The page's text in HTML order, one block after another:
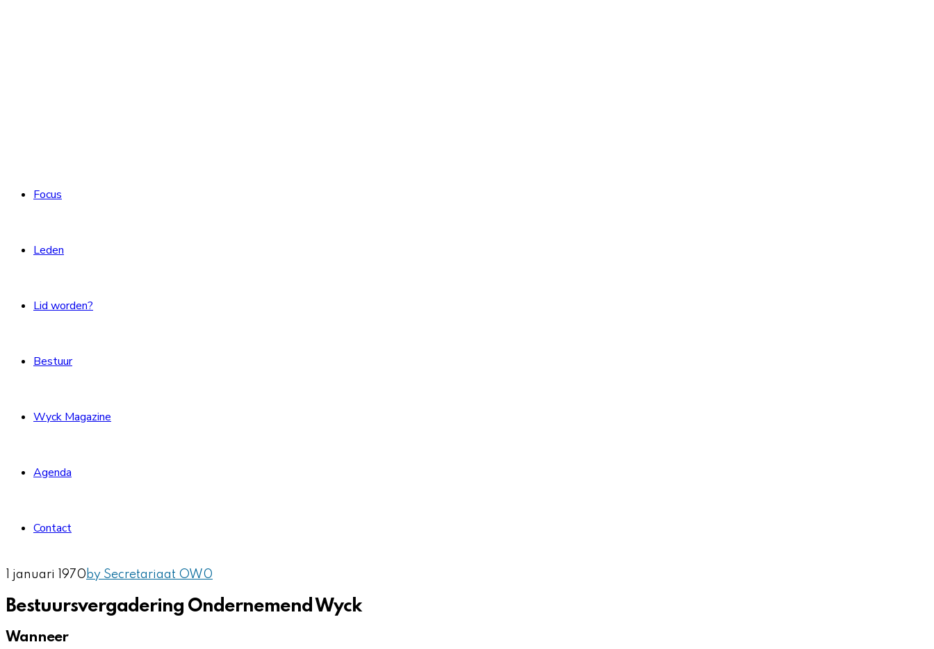
Focus
Leden
Lid worden?
Bestuur
Wyck Magazine
Agenda
Contact
1 januari 1970 by Secretariaat OW0
Bestuursvergadering Ondernemend Wyck
Wanneer